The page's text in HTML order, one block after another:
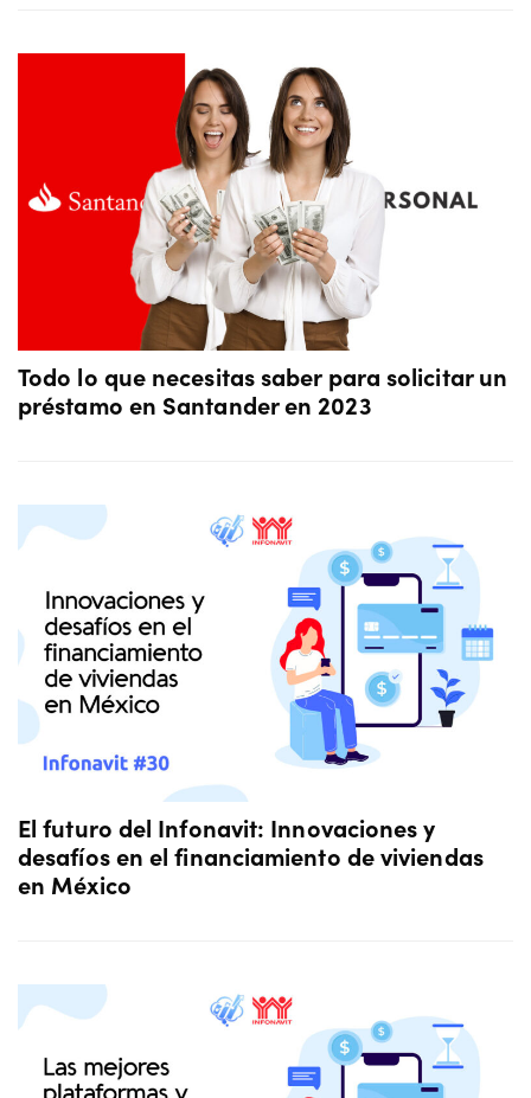
Todo lo que necesitas saber para solicitar un
préstamo en Santander en 2023
El futuro del Infonavit: Innovaciones y
desafíos en el financiamiento de viviendas
en México